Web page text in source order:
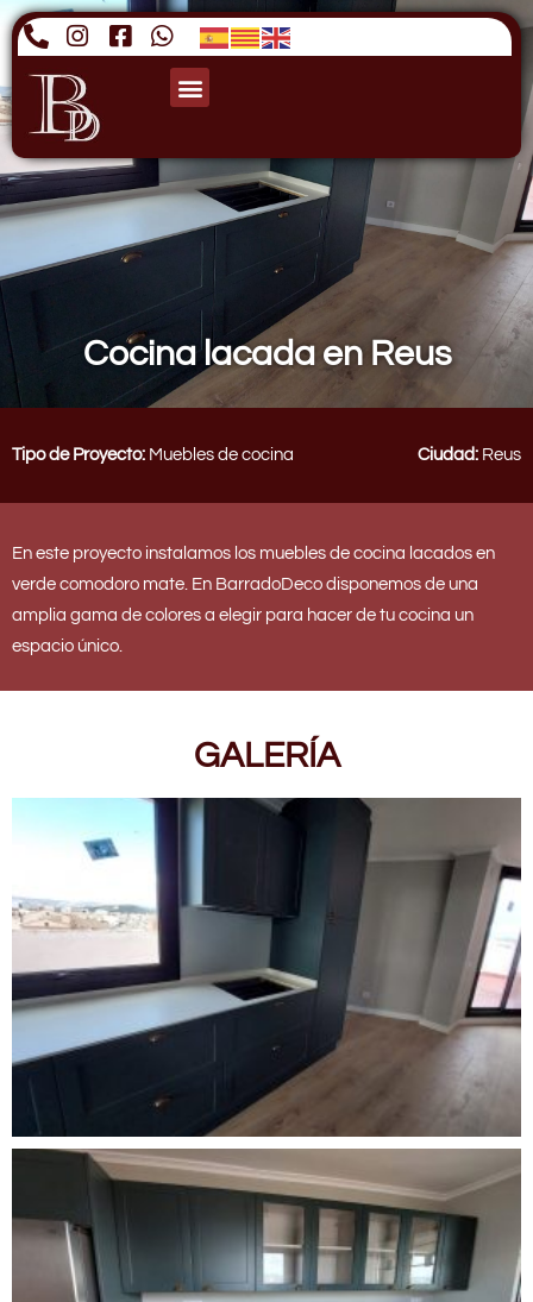
Cocina lacada en Reus
Tipo de Proyecto: Muebles de cocina Ciudad: Reus
En este proyecto instalamos los muebles de cocina lacados en
verde comodoro mate. En BarradoDeco disponemos de una
amplia gama de colores a elegir para hacer de tu cocina un
espacio único.
GALERÍA